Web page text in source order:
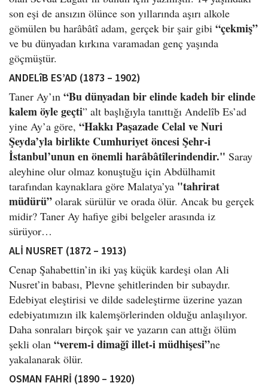
son eşi de ansızın ölünce son yıllarında aşırı alkole
gömülen bu harâbâtî adam, gerçek bir şair gibi “çekmiş”
ve bu dünyadan kırkına varamadan genç yaşında
göçmüştür.
ANDELîB ES’AD (1873 – 1902)
Taner Ay’ın “Bu dünyadan bir elinde kadeh bir elinde
kalem öyle geçti” alt başlığıyla tanıttığı Andelîb Es’ad
yine Ay’a göre, “Hakkı Paşazade Celal ve Nuri
Şeyda’yla birlikte Cumhuriyet öncesi Şehr-i
İstanbul’unun en önemli harâbâtîlerindendir." Saray
aleyhine olur olmaz konuştuğu için Abdülhamit
tarafından kaynaklara göre Malatya’ya "tahrirat
müdürü” olarak sürülür ve orada ölür. Ancak bu gerçek
midir? Taner Ay hafiye gibi belgeler arasında iz
sürüyor…
ALİ NUSRET (1872 – 1913)
Cenap Şahabettin’in iki yaş küçük kardeşi olan Ali
Nusret’in babası, Plevne şehitlerinden bir subaydır.
Edebiyat eleştirisi ve dilde sadeleştirme üzerine yazan
edebiyatımızın ilk kalemşörlerinden olduğu anlaşılıyor.
Daha sonraları birçok şair ve yazarın can attığı ölüm
şekli olan “verem-i dimağî illet-i müdhişesi”ne
yakalanarak ölür.
OSMAN FAHRİ (1890 – 1920)